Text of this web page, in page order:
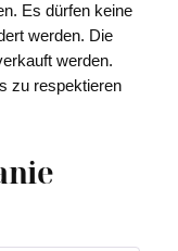
Es dürfen keine
werden. Die
werden.
zu respektieren